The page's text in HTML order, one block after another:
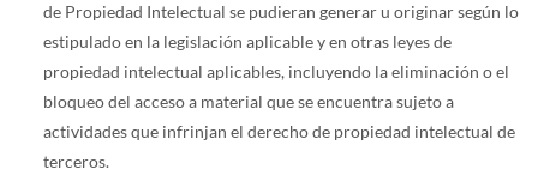
de Propiedad Intelectual se pudieran generar u originar según lo
estipulado en la legislación aplicable y en otras leyes de
propiedad intelectual aplicables, incluyendo la eliminación o el
bloqueo del acceso a material que se encuentra sujeto a
actividades que infrinjan el derecho de propiedad intelectual de
terceros.